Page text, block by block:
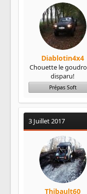
Diablotin4x4
Chouette le
disparu!
Prépas Soft
3 Juillet 2017
Thibault60